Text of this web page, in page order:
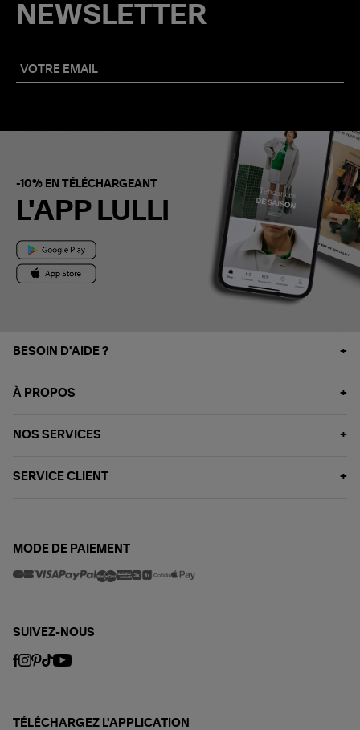
NEWSLETTER
-10% EN TÉLÉCHARGEANT
L'APP LULLI
BESOIN D'AIDE ?
À PROPOS
NOS SERVICES
SERVICE CLIENT
MODE DE PAIEMENT
SUIVEZ-NOUS
TÉLÉCHARGEZ L'APPLICATION